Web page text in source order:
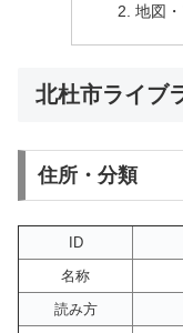
地図
北杜市ライブ
住所・分類
ID
名称
読み方